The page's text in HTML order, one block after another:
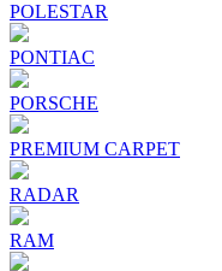
POLESTAR
PONTIAC
PORSCHE
PREMIUM CARPET
RADAR
RAM